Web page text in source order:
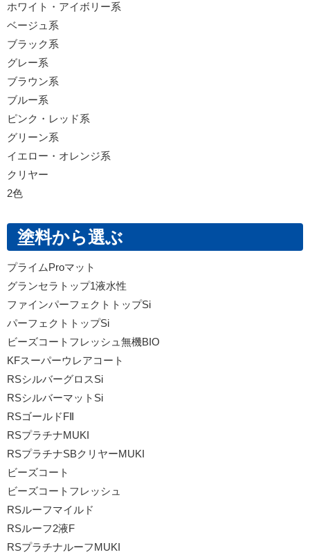
ホワイト・アイボリー系
ベージュ系
ブラック系
グレー系
ブラウン系
ブルー系
ピンク・レッド系
グリーン系
イエロー・オレンジ系
クリヤー
2色
塗料から選ぶ
プライムProマット
グランセラトップ1液水性
ファインパーフェクトトップSi
パーフェクトトップSi
ビーズコートフレッシュ無機BIO
KFスーパーウレアコート
RSシルバーグロスSi
RSシルバーマットSi
RSゴールドFⅡ
RSプラチナMUKI
RSプラチナSBクリヤーMUKI
ビーズコート
ビーズコートフレッシュ
RSルーフマイルド
RSルーフ2液F
RSプラチナルーフMUKI